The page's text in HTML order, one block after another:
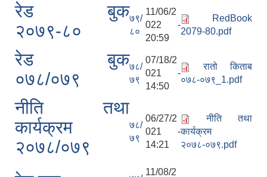
रेड बुक
२०७९-८०
७९/
८०
11/06/2
022 -
20:59
RedBook
2079-80.pdf
रेड बुक
०७८/०७९
७८/
७९
07/18/2
021 -
14:50
रातो किताब
०७८-०७९_1.pdf
नीति तथा
कार्यक्रम
२०७८/०७९
७८/
७९
06/27/2
021 -
14:21
नीति तथा
कार्यक्रम
२०७८-०७९.pdf
11/08/2